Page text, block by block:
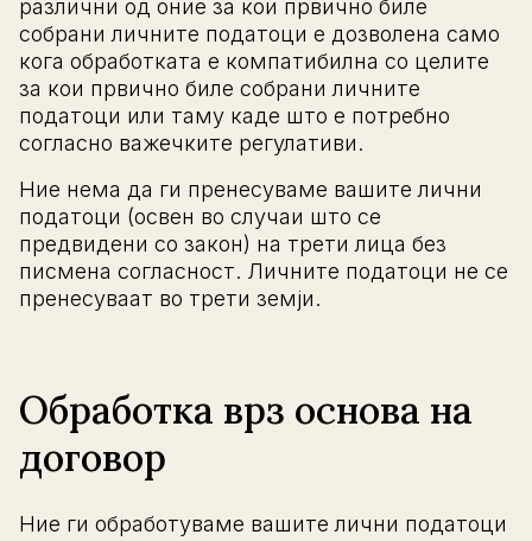
различни од оние за кои првично биле
собрани личните податоци е дозволена само
кога обработката е компатибилна со целите
за кои првично биле собрани личните
податоци или таму каде што е потребно
согласно важечките регулативи.
Ние нема да ги пренесуваме вашите лични
податоци (освен во случаи што се
предвидени со закон) на трети лица без
писмена согласност. Личните податоци не се
пренесуваат во трети земји.
Обработка врз основа на
договор
Ние ги обработуваме вашите лични податоци